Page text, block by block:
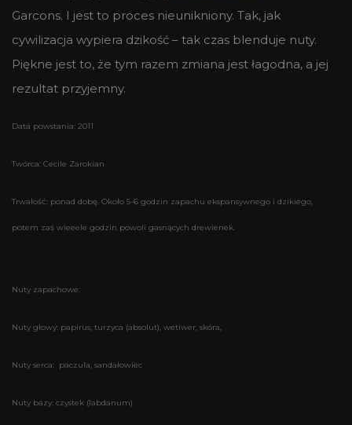
Garcons. I jest to proces nieunikniony. Tak, jak
cywilizacja wypiera dzikość – tak czas blenduje nuty.
Piękne jest to, że tym razem zmiana jest łagodna, a jej
rezultat przyjemny.
Data powstania: 2011
Twórca: Cecile Zarokian
Trwałość: ponad dobę. Około 5-6 godzin zapachu ekspansywnego i dzikiego,
potem zaś wieeele godzin powoli gasnących drewienek.
Nuty zapachowe:
Nuty głowy: papirus, turzyca (absolut), wetiwer, skóra,
Nuty serca: paczula, sandałowiec
Nuty bazy: czystek (labdanum)